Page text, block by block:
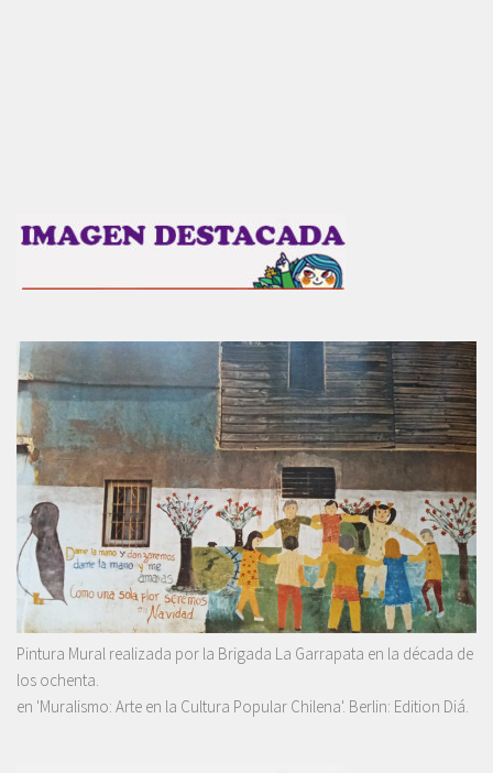
Pintura Mural realizada por la Brigada La Garrapata en la década de
los ochenta.
en 'Muralismo: Arte en la Cultura Popular Chilena'. Berlin: Edition Diá.